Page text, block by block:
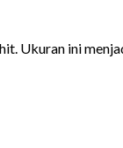
Ukuran ini